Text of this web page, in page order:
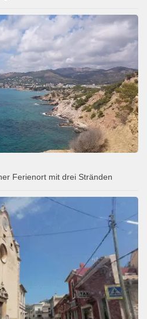
Ferienort mit drei Stränden